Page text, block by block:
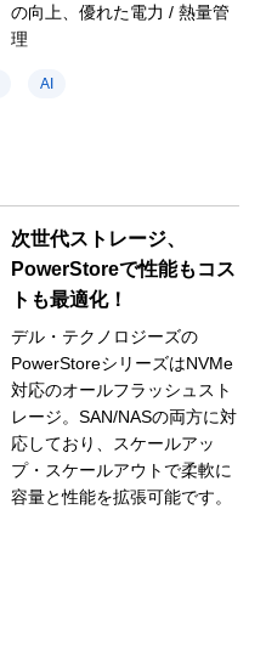
の向上、優れた電力 / 熱量管
理
AI
次世代ストレージ、
PowerStoreで性能もコス
トも最適化！
デル・テクノロジーズの
PowerStoreシリーズはNVMe
対応のオールフラッシュスト
レージ。SAN/NASの両方に対
応しており、スケールアッ
プ・スケールアウトで柔軟に
容量と性能を拡張可能です。